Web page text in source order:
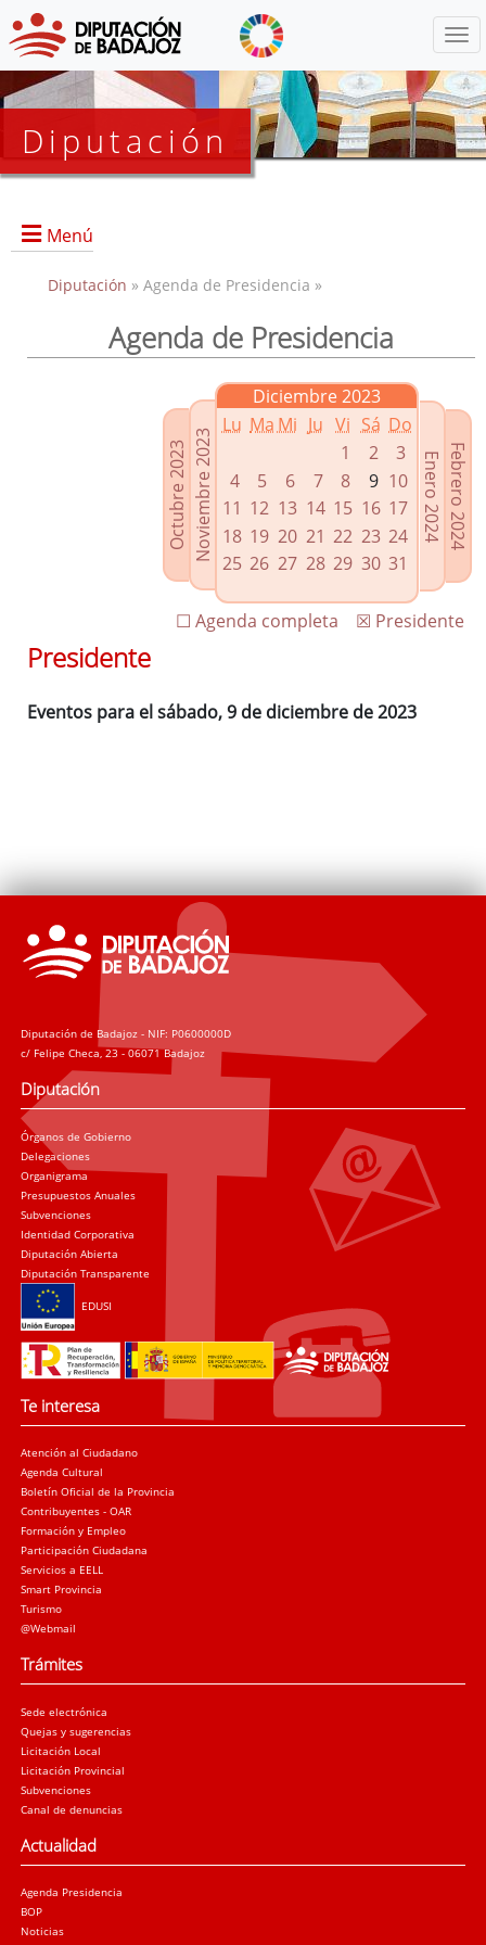
Diputación
Menú
Presidencia
Enlaces relacionados
Agenda de Presidencia
Plenos provinciales y Juntas de gobierno
Oficina de Proyectos Europeos
Diputación » Agenda de Presidencia »
Agenda de Presidencia
Octubre 2023Noviembre 2023
Diciembre 2023
Lu Ma Mi Ju Vi Sá Do
1
2
3
4
5 6 7 8 9 10
11 12 13 14 15 16 17
18 19 20 21 22 23 24
25 26 27 28 29 30 31
Febrero 2024
Enero 2024
☒ Presidente
☐ Agenda completa
Presidente
Eventos para el sábado, 9 de diciembre de 2023
Diputación de Badajoz - NIF: P0600000D
c/ Felipe Checa, 23 - 06071 Badajoz
Diputación
Órganos de Gobierno
Delegaciones
Organigrama
Presupuestos Anuales
Subvenciones
Identidad Corporativa
Diputación Abierta
Diputación Transparente
EDUSI
Te interesa
Atención al Ciudadano
Agenda Cultural
Boletín Oficial de la Provincia
Contribuyentes - OAR
Formación y Empleo
Participación Ciudadana
Servicios a EELL
Smart Provincia
Turismo
@Webmail
Trámites
Sede electrónica
Quejas y sugerencias
Licitación Local
Licitación Provincial
Subvenciones
Canal de denuncias
Actualidad
Agenda Presidencia
BOP
Noticias